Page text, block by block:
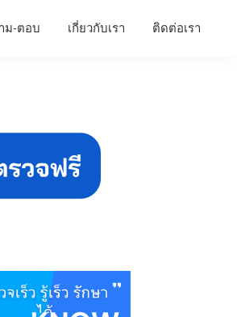
ม-ตอบ เกี่ยวกับเรา ติดต่อเรา